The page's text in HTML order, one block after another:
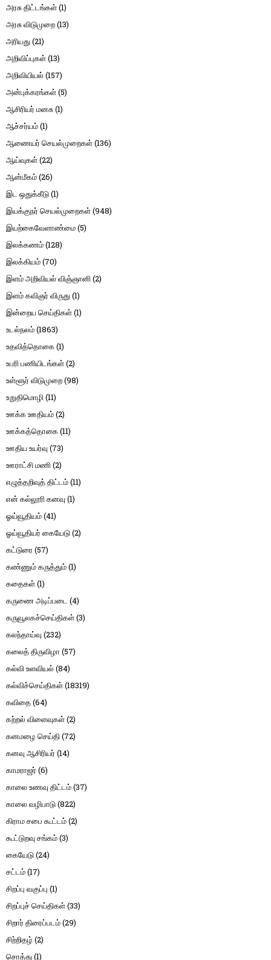
அரசு திட்டங்கள்(1)
அரசு விடுமுறை(13)
அரியது(21)
அறிவிப்புகள்(13)
அறிவியியல் (157)
அன்புக்கரங்கள்(5)
ஆசிரியர் மனசு(1)
ஆச்சர்யம்(1)
ஆணையர் செயல்முறைகள்(136)
ஆய்வுகள்(22)
ஆன்மீகம்(26)
இட ஒதுக்கீடு(1)
இயக்குநர் செயல்முறைகள்(948)
இயற்கைவேளாண்மை(5)
இலக்கணம்(128)
இலக்கியம்(70)
இளம் அறிவியல் விஞ்ஞானி(2)
இளம் கவிஞர் விருது(1)
இன்றைய செய்திகள்(1)
உடல்நலம்(1863)
உதவித்தொகை(1)
உபரி பணியிடங்கள்(2)
உள்ளூர் விடுமுறை(98)
உறுதிமொழி(11)
ஊக்க ஊதியம்(2)
ஊக்கத்தொகை(11)
ஊதிய உயர்வு (73)
ஊராட்சி மணி(2)
எழுத்தறிவுத் திட்டம்(11)
என் கல்லூரி கனவு (1)
ஓய்வூதியம்(41)
ஓய்வூதியர் கையேடு(2)
கட்டுரை (57)
கண்ணும் கருத்தும்(1)
கதைகள்(1)
கருணை அடிப்படை (4)
கருவூலகச்செய்திகள்(3)
கலந்தாய்வு (232)
கலைத் திருவிழா (57)
கல்வி உளவியல் (84)
கல்விச்செய்திகள்(18319)
கவிதை(64)
கற்றல் விளைவுகள்(2)
கனமழை செய்தி(72)
கனவு ஆசிரியர் (14)
காமராஜர் (6)
காலை உணவு திட்டம்(37)
காலை வழிபாடு(822)
கிராம சபை கூட்டம்(2)
கூட்டுறவு சங்கம்(3)
கையேடு(24)
சட்டம்(17)
சிறப்பு வகுப்பு (1)
சிறப்புச் செய்திகள்(33)
சிறார் திரைப்படம்(29)
சிற்றிதழ் (2)
சொத்து(1)